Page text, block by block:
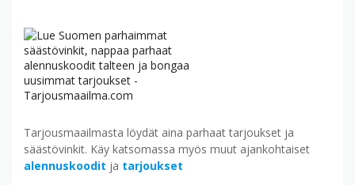
Tarjousmaailmasta löydät aina parhaat tarjoukset ja
säästövinkit. Käy katsomassa myös muut ajankohtaiset
alennuskoodit ja tarjoukset